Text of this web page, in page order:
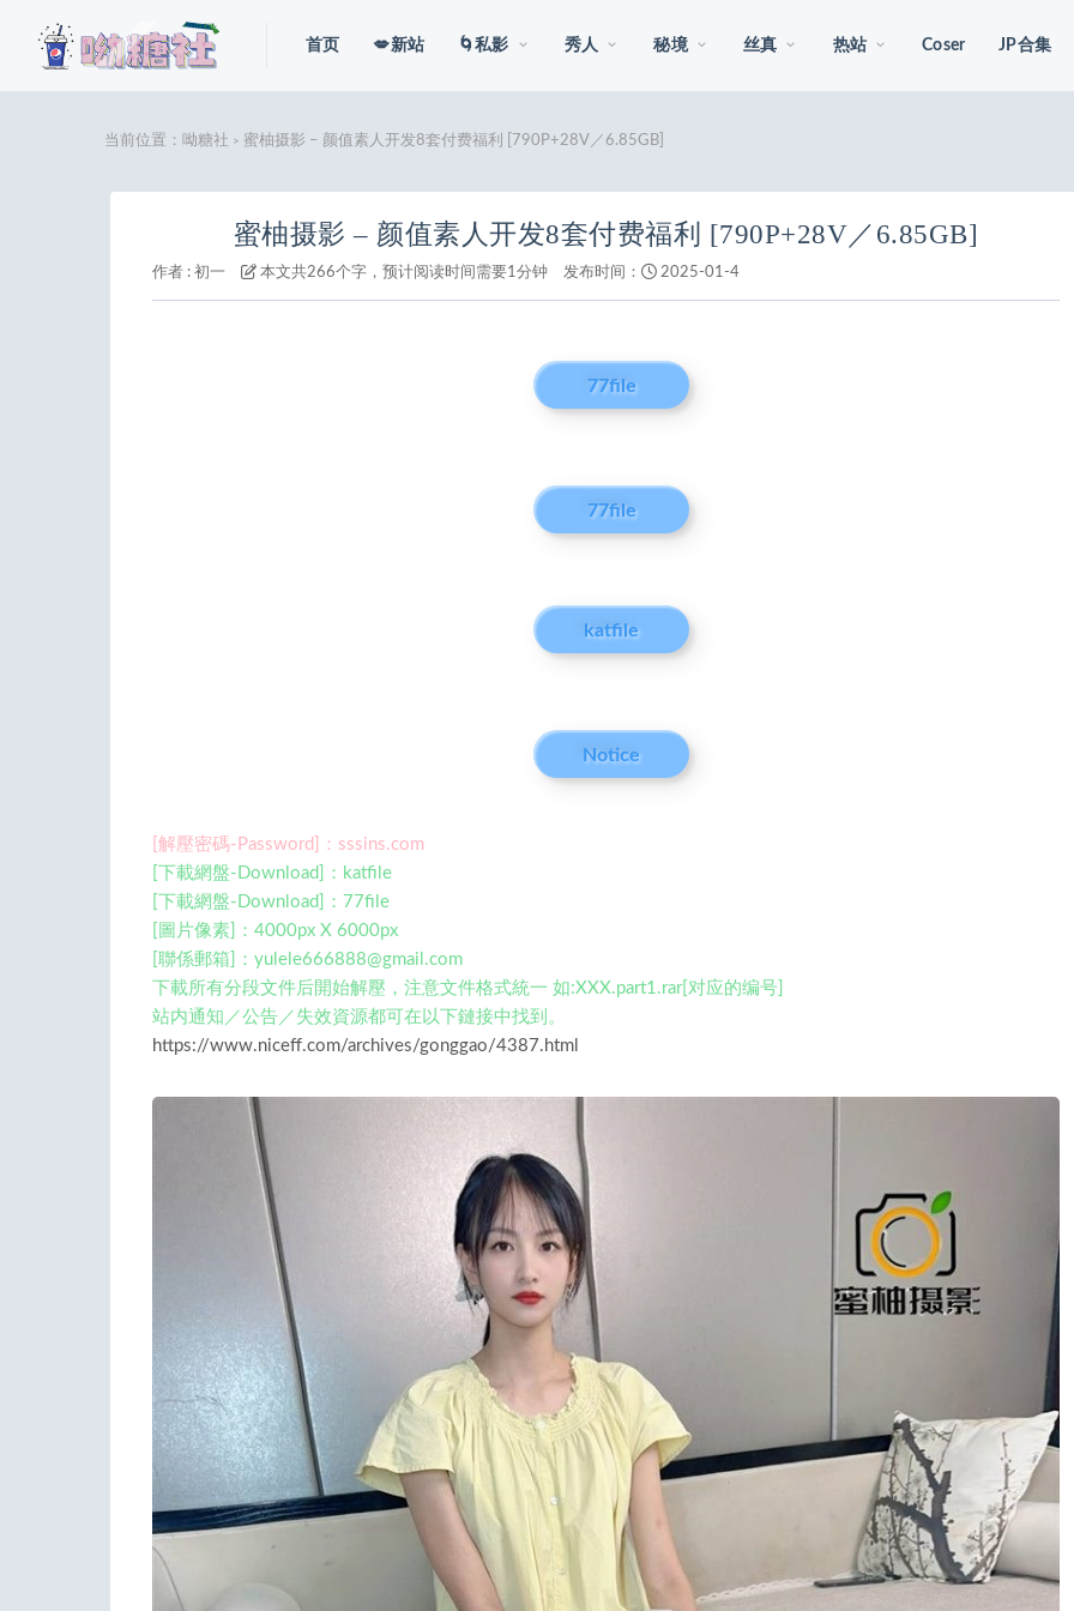
首页 💋新站 🌀私影 秀人 秘境 丝真 热站 Coser JP合集
当前位置： 呦糖社 > 蜜柚摄影 – 颜值素人开发8套付费福利 [790P+28V／6.85GB]
蜜柚摄影 – 颜值素人开发8套付费福利 [790P+28V／6.85GB]
作者 : 初一 本文共266个字，预计阅读时间需要1分钟 发布时间： 2025-01-4
77file
77file
katfile
Notice
[解壓密碼-Password]：sssins.com
[下載網盤-Download]：katfile
[下載網盤-Download]：77file
[圖片像素]：4000px X 6000px
[聯係郵箱]： yulele666888@gmail.com
下載所有分段文件后開始解壓，注意文件格式統一 如:XXX.part1.rar[对应的编号]
站内通知／公告／失效資源都可在以下鏈接中找到。
https://www.niceff.com/archives/gonggao/4387.html